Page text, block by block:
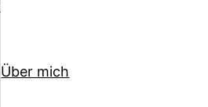
Über mich